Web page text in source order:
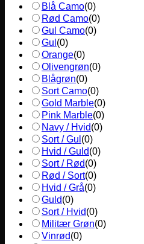
Blå Camo(0)
Rød Camo(0)
Gul Camo(0)
Gul (0)
Orange(0)
Olivengrøn(0)
Blågrøn(0)
Sort Camo(0)
Gold Marble(0)
Pink Marble(0)
Navy / Hvid(0)
Sort / Gul (0)
Hvid / Guld(0)
Sort / Rød(0)
Rød / Sort(0)
Hvid / Grå(0)
Guld(0)
Sort / Hvid(0)
Militær Grøn(0)
Vinrød(0)